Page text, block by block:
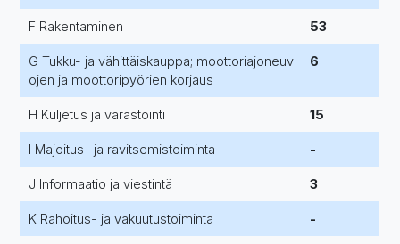
F Rakentaminen 53
G Tukku- ja vähittäiskauppa; moottoriajoneuv
ojen ja moottoripyörien korjaus
6
H Kuljetus ja varastointi 15
I Majoitus- ja ravitsemistoiminta -
J Informaatio ja viestintä 3
K Rahoitus- ja vakuutustoiminta -